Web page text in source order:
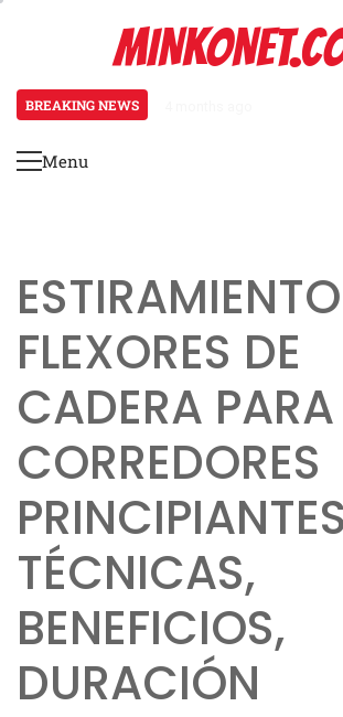
BREAKING NEWS
Primary
Menu
FLEXORES DE
CADERA PARA
CORREDORES
TÉCNICAS,
BENEFICIOS,
DURACIÓN